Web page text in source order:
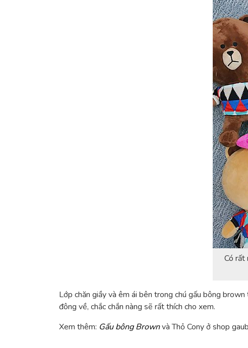
Có rất
Lớp chăn giầy và êm ái bên trong chú gấu bông
đông về, chắc chắn nàng sẽ rất thích cho xem.
Xem thêm: Gấu bông Brownvà Thỏ Cony ở shop